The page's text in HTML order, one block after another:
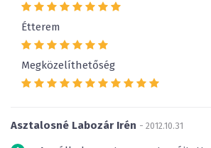
Étterem
Megközelíthetőség
Asztalosné Labozár Irén - 2012.10.31